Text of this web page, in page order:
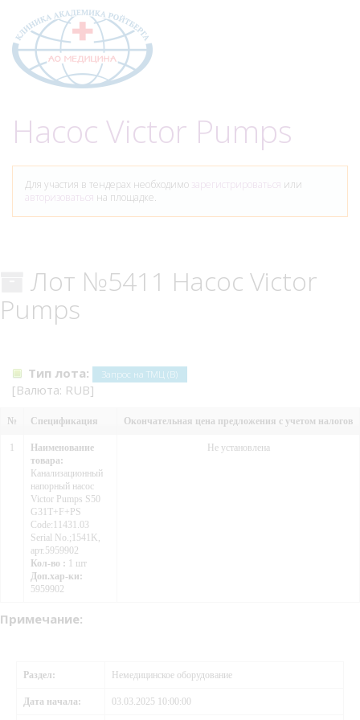
Насос Victor Pumps
Для участия в тендерах необходимо зарегистрироваться или
авторизоваться на площадке.
Лот №5411 Насос Victor
Pumps
Тип лота: Запрос на ТМЦ (В)
[Валюта: RUB]
№ Спецификация Окончательная цена предложения с учетом налогов
Наименование
товара:
Канализационный
напорный насос
Victor Pumps S50
G31T+F+PS
Code:11431.03
Serial No.;1541K,
арт.5959902
Кол-во : 1 шт
Доп.хар-ки:
5959902
Не установлена
Примечание:
Раздел: Немедицинское оборудование
Дата начала: 03.03.2025 10:00:00